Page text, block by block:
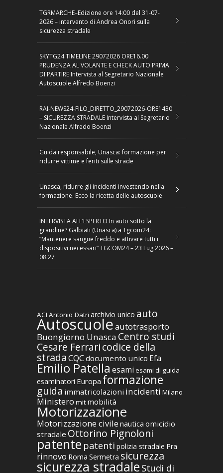
TGRMARCHE–Edizione ore 14:00 del 31-07-
2026 – intervento di Andrea Onori sulla
sicurezza stradale
SKYTG24 TIMELINE 29072026 ORE16.00
PRUDENZA AL VOLANTE E CHECK AUTO PRIMA
DI PARTIRE Intervista al Segretario Nazionale
Autoscuole Alfredo Boenzi
RAI-NEWS24-FILO_DIRETTO_29072026-ORE1430
– SICUREZZA STRADALE Intervista al Segretario
Nazionale Alfredo Boenzi
Guida responsabile, Unasca: formazione per
ridurre vittime e feriti sulle strade
Unasca, ridurre gli incidenti investendo nella
formazione. Ecco la ricetta delle autoscuole
INTERVISTA ALL’ESPERTO In auto sotto la
grandine? Galbiati (Unasca) a Tgcom24:
“Mantenere sangue freddo e attivare tutti i
dispositivi necessari” TGCOM24 – 23 Lug 2026 –
08:27
ACI Antonio Datri archivio unico auto
Autoscuoleautotrasporto
Buongiorno Unasca Centro studi
Cesare Ferraricodice della
stradaCQCdocumento unico Efa
Emilio Patella esami esami di guida
esaminatori Europa formazione
guida immatricolazioni incidenti Milano
Ministero mit mobilità
Motorizzazione
Motorizzazione civile nautica omicidio
stradale Ottorino Pignoloni
patente patenti polizia stradale Pra
rinnovo Roma Sermetra sicurezza
sicurezza stradaleStudi di